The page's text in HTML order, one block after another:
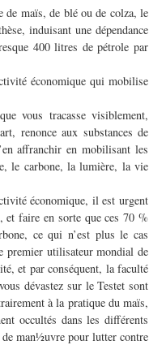
maïs, de blé ou de colza, le
induisant une dépendance
400 litres de pétrole par
économique qui mobilise
vous tracasse visiblement,
renonce aux substances de
affranchir en mobilisant les
le carbone, la lumière, la vie
économique, il est urgent
et faire en sorte que ces 70 %
ce qui n’est plus le cas
premier utilisateur mondial de
et par conséquent, la faculté
dévastez sur le Testet sont
à la pratique du maïs,
occultés dans les différents
man½uvre pour lutter contre